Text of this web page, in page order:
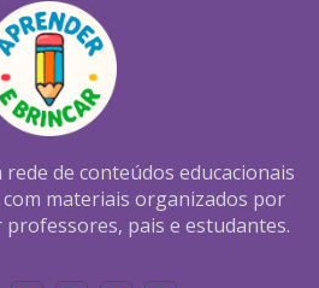
de conteúdos educacionais
com materiais organizados por
pais e estudantes.